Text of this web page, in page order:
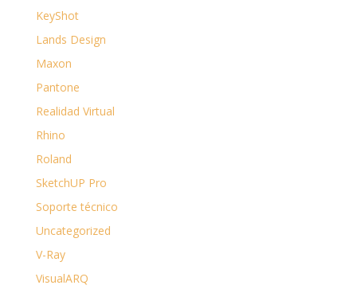
KeyShot
Lands Design
Maxon
Pantone
Realidad Virtual
Rhino
Roland
SketchUP Pro
Soporte técnico
Uncategorized
V-Ray
VisualARQ